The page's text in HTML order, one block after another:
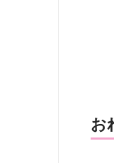
お